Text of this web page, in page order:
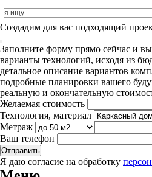
Cоздадим для вас подходящий
Заполните форму прямо сейчас и
варианты технологий, исходя из
детальное описание вариантов
подробные планировки вашего
реальную и окончательную
Желаемая стоимость
Технология, материал
Метраж
Ваш телефон
Я даю согласие на обработку